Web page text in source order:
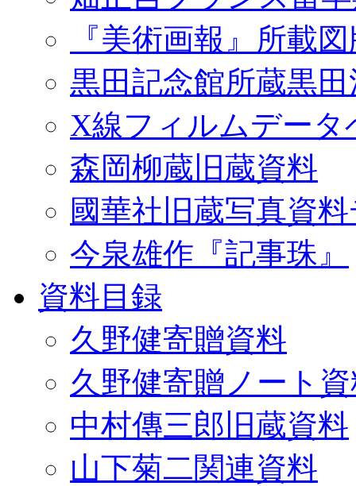
『美術画報』所載
黒田記念館所蔵黒
X線フィルムデータ
森岡柳蔵旧蔵資料
國華社旧蔵写真資
今泉雄作『記事珠』
資料目録
久野健寄贈資料
久野健寄贈ノート
中村傳三郎旧蔵資料
山下菊二関連資料